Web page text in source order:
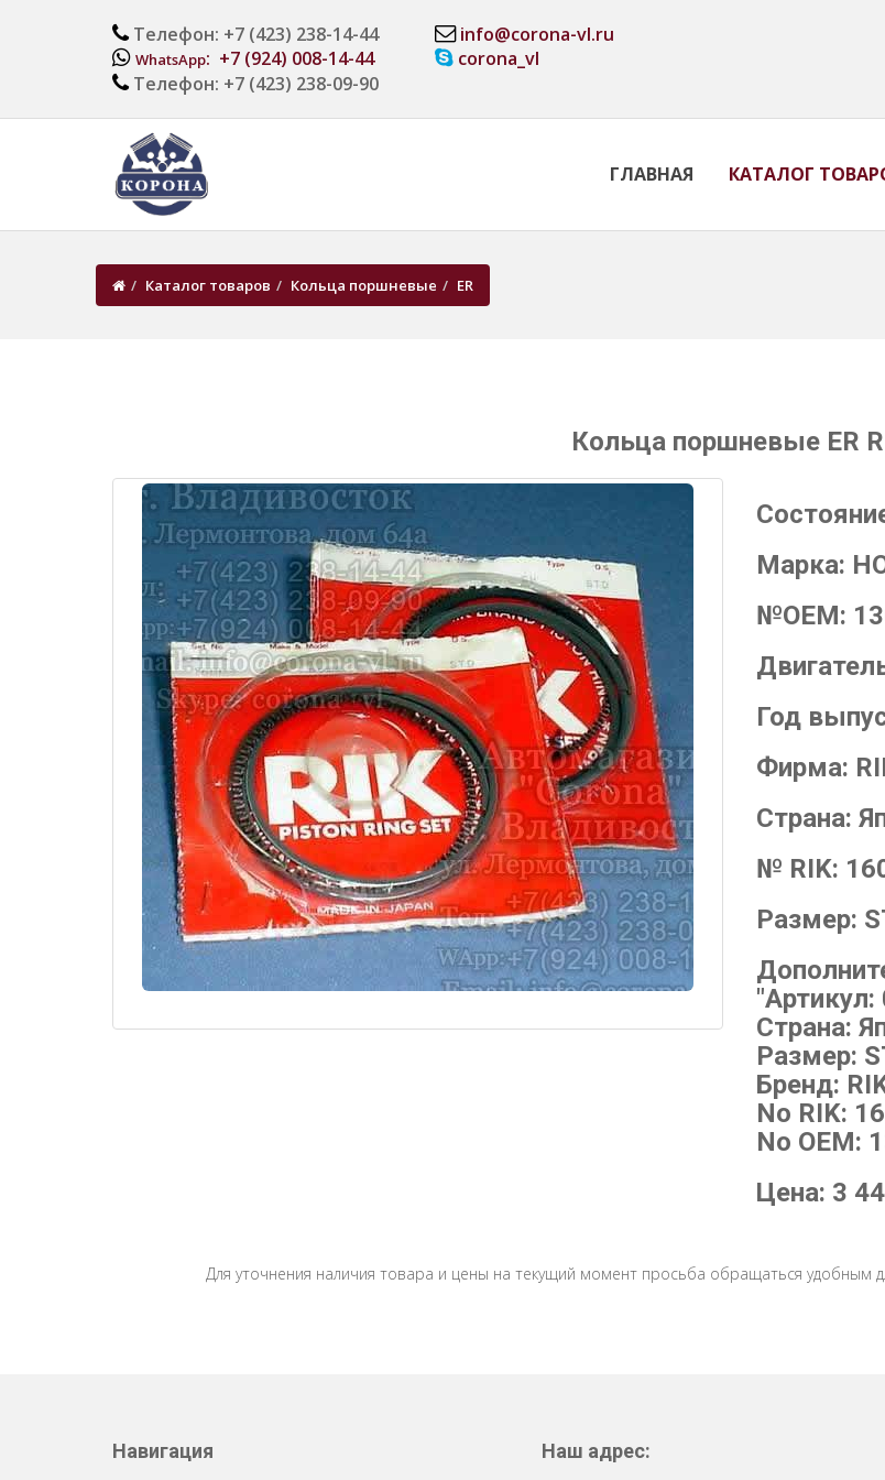
Телефон: +7 (423) 238-14-44
WhatsApp: +7 (924) 008-14-44
Телефон: +7 (423) 238-09-90
info@corona-vl.ru
corona_vl
ГЛАВНАЯ КАТАЛОГ
Каталог товаров Кольца поршневые ER
Кольца поршневые ER
Марка:
№OEM:
Год
Фирма:
Страна:
№ RIK:
Размер:
Страна:
Размер:
Бренд:
No RIK:
No OEM:
Цена: 3
Для уточнения наличия товара и цены на текущий момент просьба обращаться удобным
Навигация Наш адрес: